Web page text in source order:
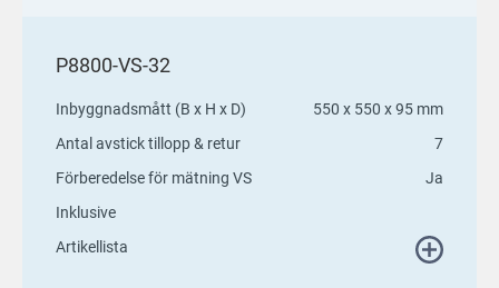
P8800-VS-32
Inbyggnadsmått (B x H x D)
550 x 550 x 95 mm
Antal avstick tillopp & retur
7
Förberedelse för mätning VS
Ja
Inklusive
Artikellista